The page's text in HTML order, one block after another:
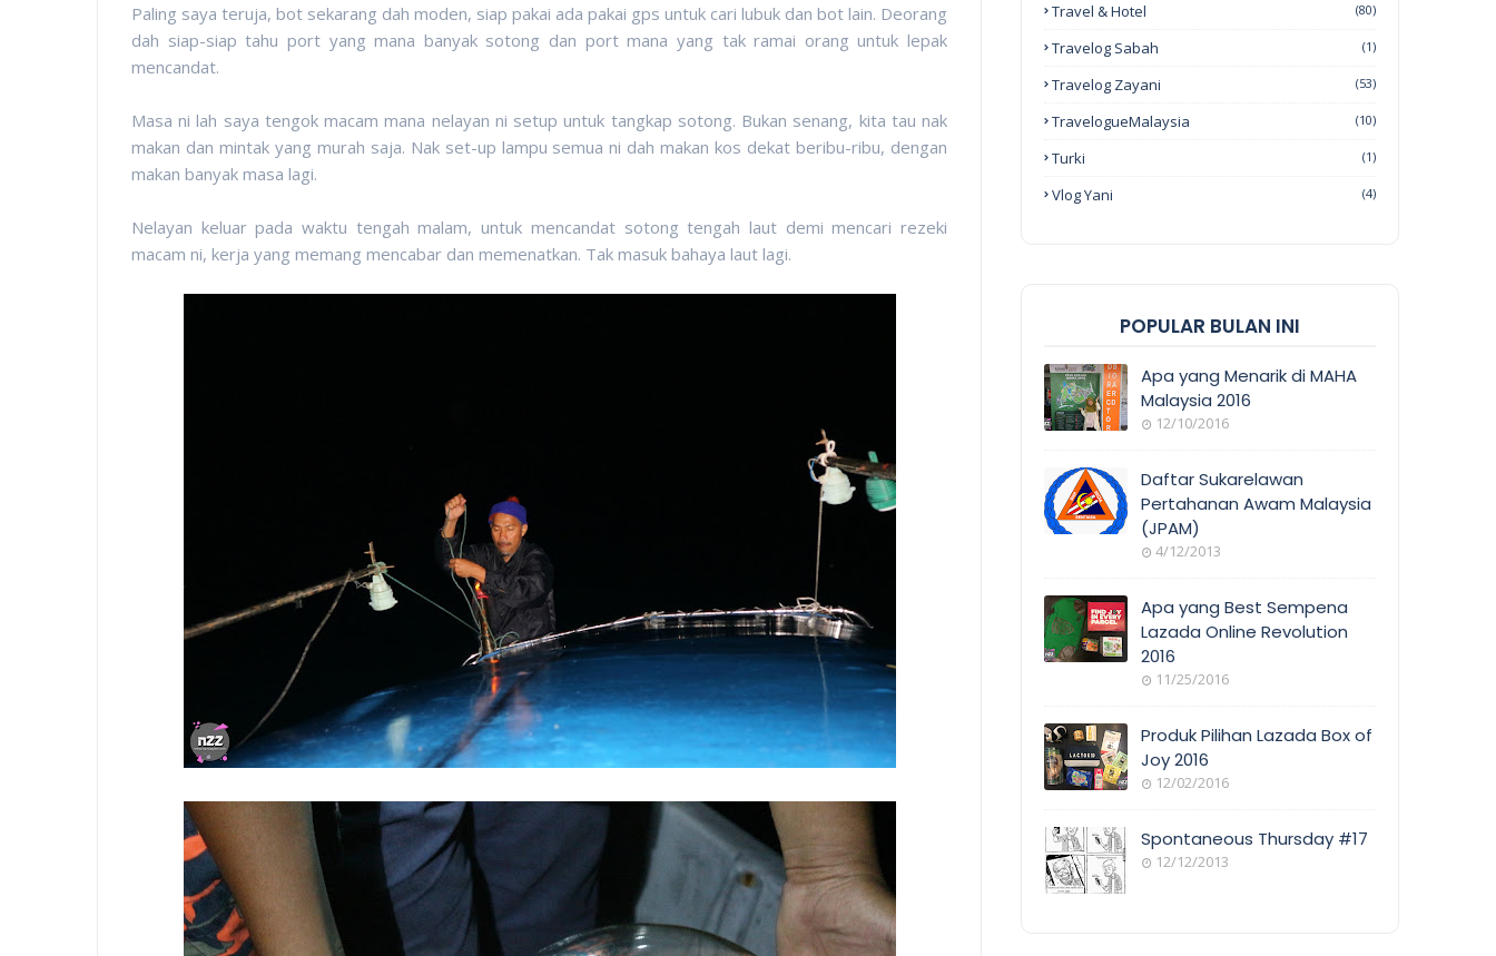
Paling saya teruja, bot sekarang dah moden, siap pakai ada pakai gps untuk cari lubuk dan bot lain. Deorang
dah siap-siap tahu port yang mana banyak sotong dan port mana yang tak ramai orang untuk lepak
mencandat.
Masa ni lah saya tengok macam mana nelayan ni setup untuk tangkap sotong. Bukan senang, kita tau nak
makan dan mintak yang murah saja. Nak set-up lampu semua ni dah makan kos dekat beribu-ribu, dengan
makan banyak masa lagi.
Nelayan keluar pada waktu tengah malam, untuk mencandat sotong tengah laut demi mencari rezeki
macam ni, kerja yang memang mencabar dan memenatkan. Tak masuk bahaya laut lagi.
Travel & Hotel (80)
Travelog Sabah (1)
Travelog Zayani (53)
TravelogueMalaysia (10)
Turki (1)
Vlog Yani (4)
POPULAR BULAN INI
COVERAGE
Apa yang Menarik di MAHA
Malaysia 2016
12/10/2016
Daftar Sukarelawan
Pertahanan Awam Malaysia
(JPAM)
4/12/2013
Apa yang Best Sempena
Lazada Online Revolution
2016
11/25/2016
THINGS
Produk Pilihan Lazada Box of
Joy 2016
12/02/2016
Spontaneous Thursday #17
12/12/2013